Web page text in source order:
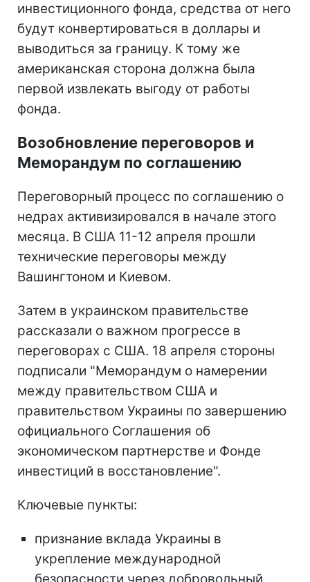
инвестиционного фонда, средства от него
будут конвертироваться в доллары и
выводиться за границу. К тому же
американская сторона должна была
первой извлекать выгоду от работы
фонда.
Возобновление переговоров и
Меморандум по соглашению
Переговорный процесс по соглашению о
недрах активизировался в начале этого
месяца. В США 11-12 апреля прошли
технические переговоры между
Вашингтоном и Киевом.
Затем в украинском правительстве
рассказали о важном прогрессе в
переговорах с США. 18 апреля стороны
подписали "Меморандум о намерении
между правительством США и
правительством Украины по завершению
официального Соглашения об
экономическом партнерстве и Фонде
инвестиций в восстановление".
Ключевые пункты:
признание вклада Украины в
укрепление международной